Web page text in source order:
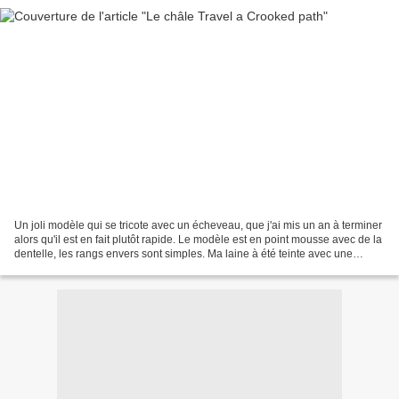
Un joli modèle qui se tricote avec un écheveau, que j'ai mis un an à terminer
alors qu'il est en fait plutôt rapide. Le modèle est en point mousse avec de la
dentelle, les rangs envers sont simples. Ma laine à été teinte avec une